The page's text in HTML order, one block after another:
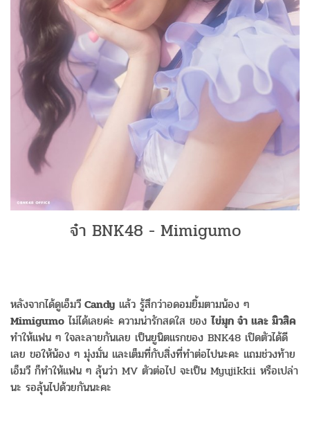
จ๋า BNK48 - Mimigumo
หลังจากได้ดูเอ็มวี Candy แล้ว รู้สึกว่าอดอมยิ้มตามน้อง ๆ
Mimigumo ไม่ได้เลยค่ะ ความน่ารักสดใส ของไข่มุก จ๋า และ มิวสิค
ทำให้แฟน ๆ ใจละลายกันเลย เป็นยูนิตแรกของ BNK48 เปิดตัวได้ดี
เลย ขอให้น้อง ๆ มุ่งมั่น และเต็มที่กับสิ่งที่ทำต่อไปนะคะ แถมช่วงท้าย
เอ็มวี ก็ทำให้แฟน ๆ ลุ้นว่า MV ตัวต่อไป จะเป็น Myujikkii หรือเปล่า
นะ รอลุ้นไปด้วยกันนะคะ